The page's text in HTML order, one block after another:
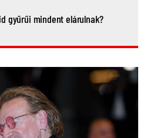
gyűrűi mindent elárulnak?